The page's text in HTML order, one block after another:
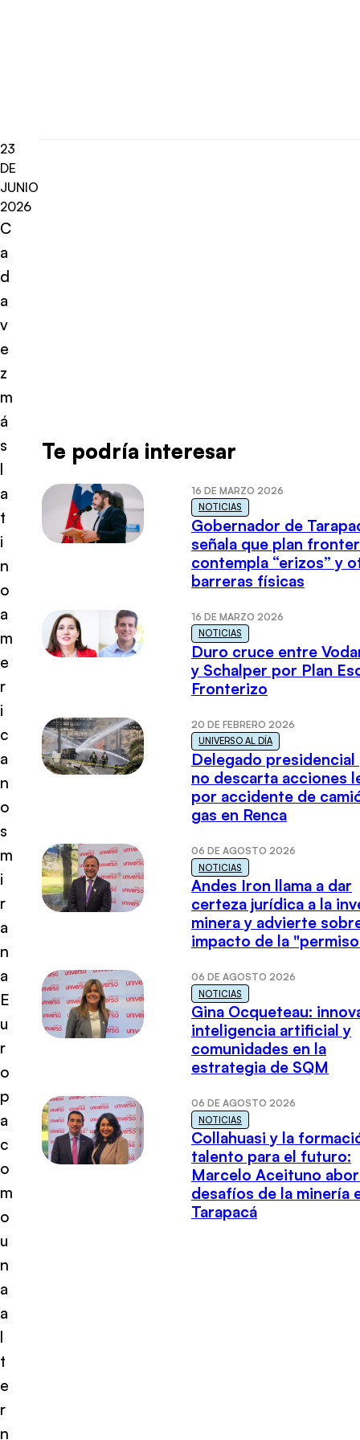
23
DE
JUNIO
2026
C
a
d
a
v
e
z
m
á
s
l
a
t
i
n
o
a
m
e
r
i
c
a
n
o
s
m
i
r
a
n
a
E
u
r
o
p
a
c
o
m
o
u
n
a
a
l
t
e
r
n
Te podría interesar
16 DE MARZO 2026
NOTICIAS
Gobernador de
señala que plan
contempla “erizos” y
barreras físicas
16 DE MARZO 2026
NOTICIAS
Duro cruce entre
y Schalper por Plan
Fronterizo
20 DE FEBRERO 2026
UNIVERSO AL DÍA
Delegado presidencial
no descarta acciones
por accidente de
gas en Renca
06 DE AGOSTO 2026
NOTICIAS
Andes Iron llama a dar
certeza jurídica a la
minera y advierte
impacto de la
06 DE AGOSTO 2026
NOTICIAS
Gina Ocqueteau:
inteligencia artificial y
comunidades en la
estrategia de SQM
06 DE AGOSTO 2026
NOTICIAS
Collahuasi y la
talento para el futuro:
Marcelo Aceituno
desafíos de la minería
Tarapacá